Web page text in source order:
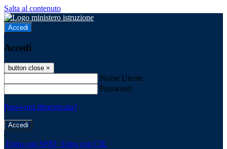
Salta al contenuto
Accedi
Accedi
button close ×
Nome Utente
Password
Password dimenticata?
-
Entra con SPID Entra con CIE